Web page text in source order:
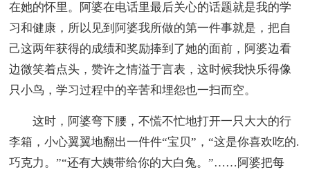
在她的怀里。阿婆在电话里最后关心的话题就是我的学
习和健康，所以见到阿婆我所做的第一件事就是，把自
己这两年获得的成绩和奖励捧到了她的面前，阿婆边看
边微笑着点头，赞许之情溢于言表，这时候我快乐得像
只小鸟，学习过程中的辛苦和埋怨也一扫而空。
这时，阿婆弯下腰，不慌不忙地打开一只大大的行
李箱，小心翼翼地翻出一件件“宝贝”，“这是你喜欢吃的.
巧克力。”“还有大姨带给你的大白兔。”……阿婆把每